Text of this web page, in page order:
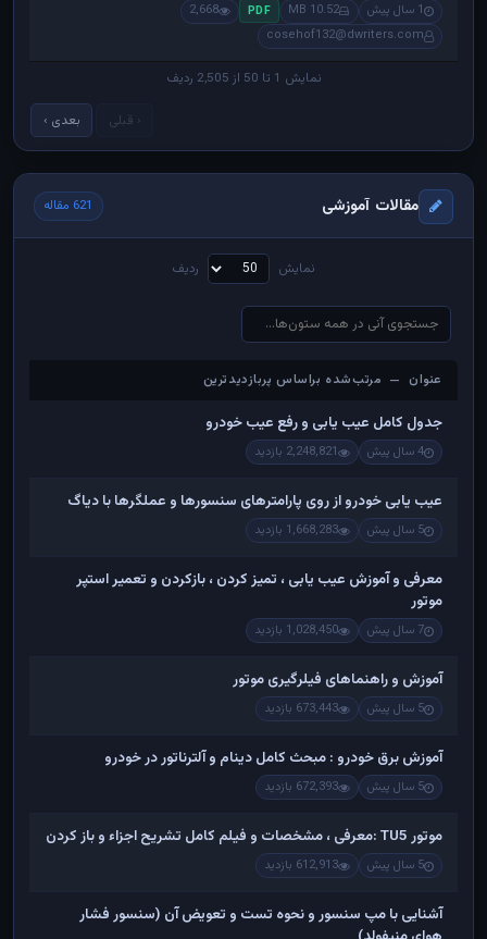
1 سال پیش 10.52 MB
PDF
2,668
cosehof132@dwriters.com
نمایش 1 تا 50 از 2,505 ردیف
‹ قبلی بعدی ›
مقالات آموزشی 621 مقاله
نمایش ردیف
عنوان — مرتب‌شده براساس پربازدیدترین
عنوان — مرتب‌شده براساس پربازدیدترین
جدول کامل عیب یابی و رفع عیب خودرو
4 سال پیش 2,248,821 بازدید
عیب یابی خودرو از روی پارامترهای سنسورها و عملگرها با دیاگ
5 سال پیش 1,668,283 بازدید
معرفی و آموزش عیب یابی ، تمیز کردن ، بازکردن و تعمیر استپر
موتور
7 سال پیش 1,028,450 بازدید
آموزش و راهنماهای فیلرگیری موتور
5 سال پیش 673,443 بازدید
آموزش برق خودرو : مبحث کامل دینام و آلترناتور در خودرو
5 سال پیش 672,393 بازدید
موتور TU5 :معرفی ، مشخصات و فیلم کامل تشریح اجزاء و باز کردن
5 سال پیش 612,913 بازدید
آشنایی با مپ سنسور و نحوه تست و تعویض آن (سنسور فشار